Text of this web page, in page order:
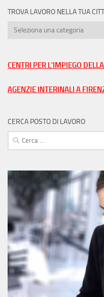
TROVA LAVORO NELLA TUA
Trova
tua
CENTRI PER L'IMPIEGO
AGENZIE INTERINALI A
CERCA POSTO DI LAVORO
Ricerca
per: